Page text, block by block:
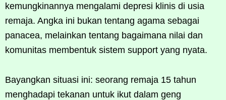
kemungkinannya mengalami depresi klinis di usia
remaja. Angka ini bukan tentang agama sebagai
panacea, melainkan tentang bagaimana nilai dan
komunitas membentuk sistem support yang nyata.
Bayangkan situasi ini: seorang remaja 15 tahun
menghadapi tekanan untuk ikut dalam geng